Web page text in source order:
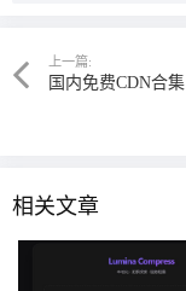
上一篇:
国内免费CDN合集
相关文章